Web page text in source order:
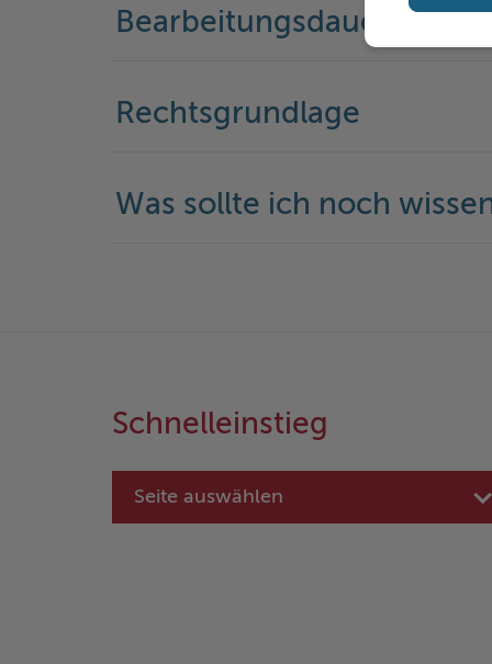
Bearbeitungsdauer
Rechtsgrundlage
Was sollte ich noch
Schnelleinstieg
Seite auswählen